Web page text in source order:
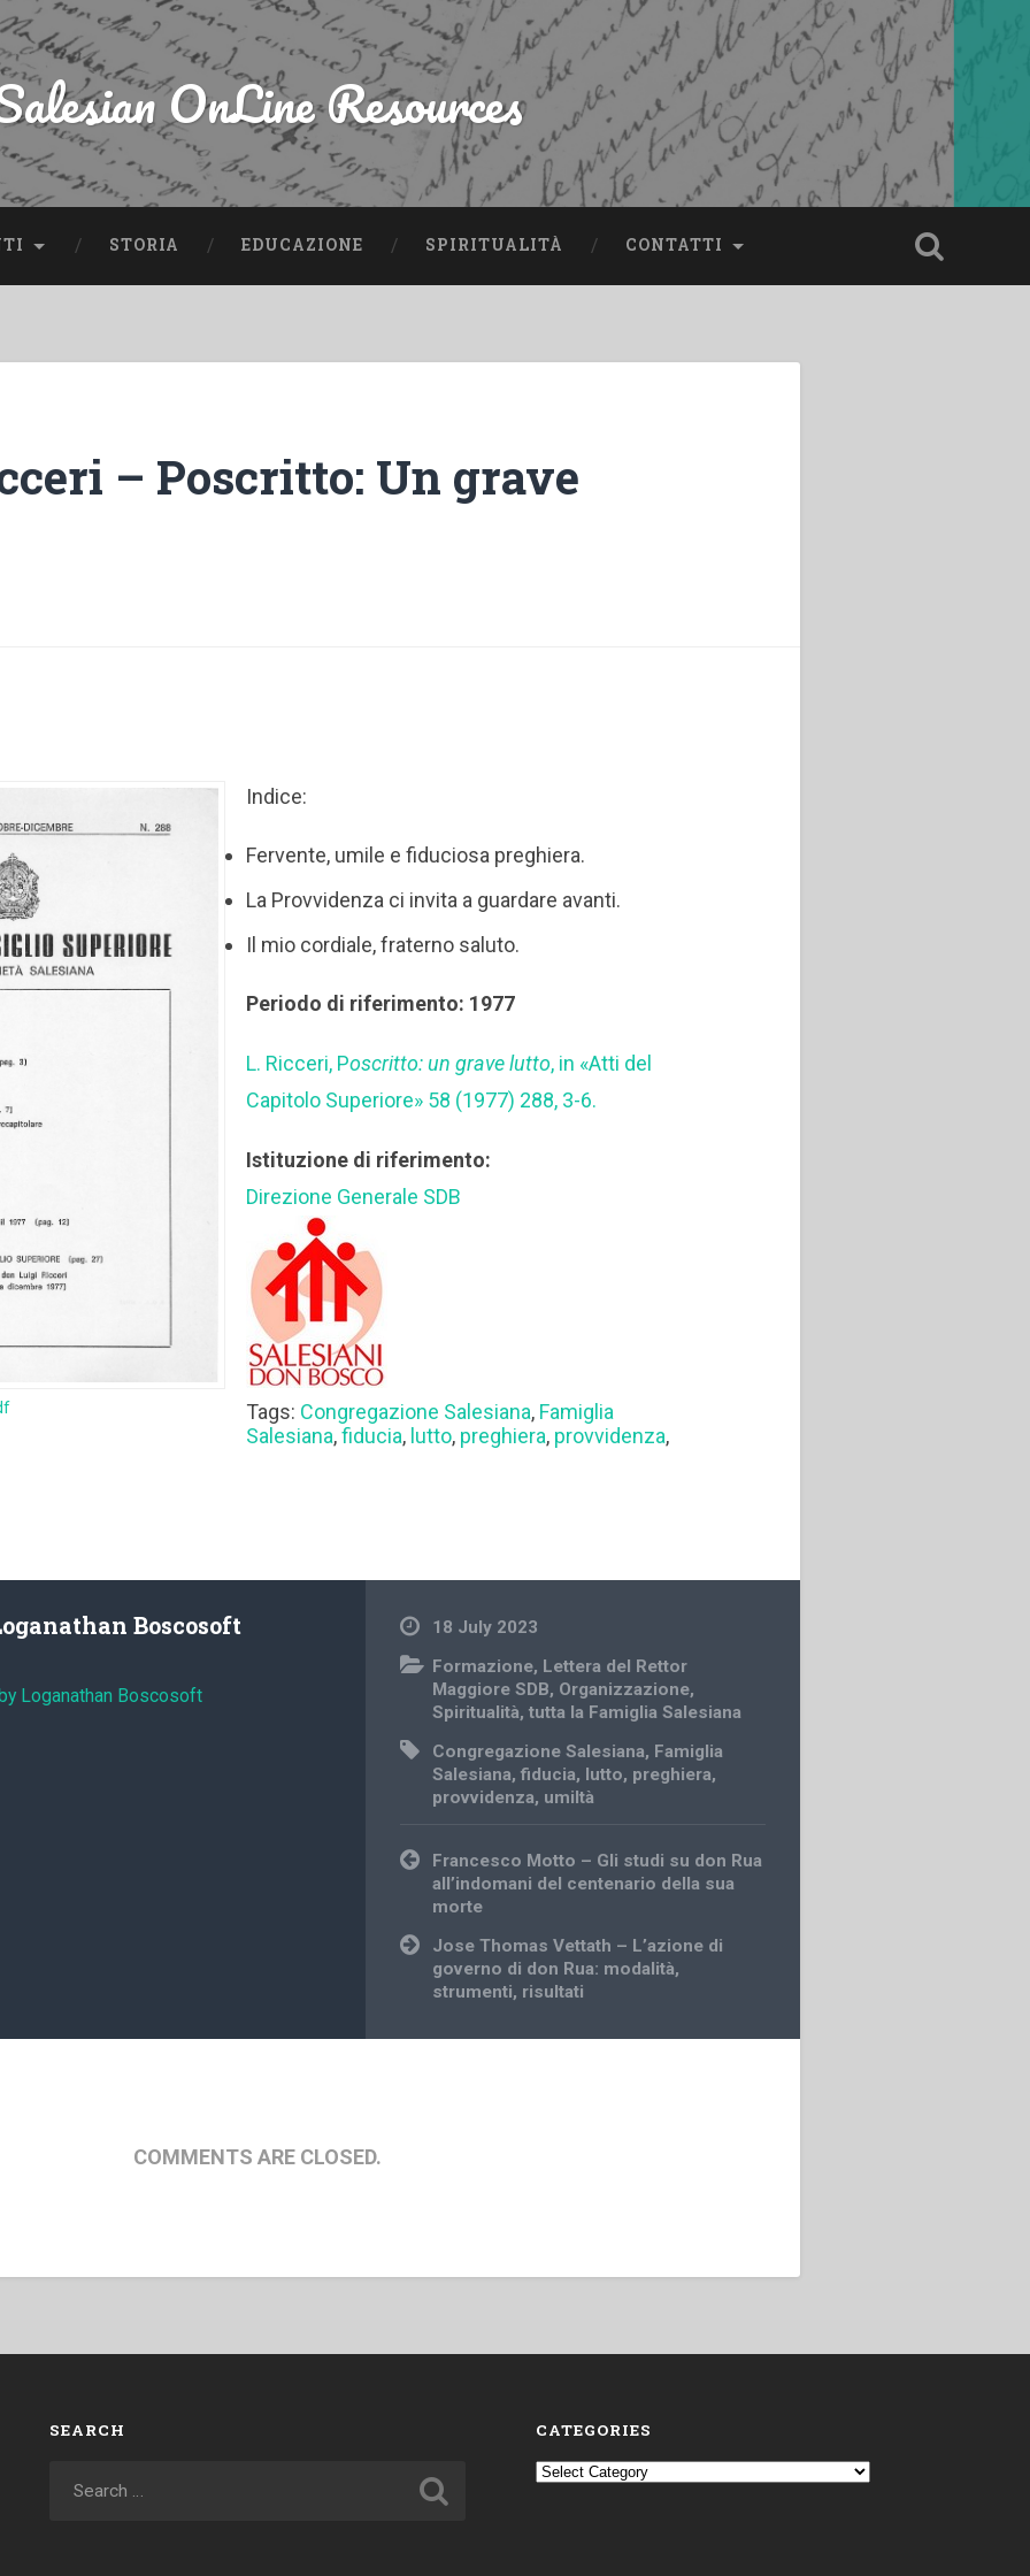
OnLine Resources
STORIA EDUCAZIONE SPIRITUALITÀ CONTATTI
– Poscritto: Un grave
Indice:
Fervente, umile e fiduciosa preghiera.
La Provvidenza ci invita a guardare avanti.
Il mio cordiale, fraterno saluto.
Periodo di riferimento: 1977
L. Ricceri, Poscritto: un grave lutto, in «Atti del
Capitolo Superiore» 58 (1977) 288, 3-6.
Istituzione di riferimento:
Direzione Generale SDB
Tags: Congregazione Salesiana, Famiglia
Salesiana,fiducia, lutto, preghiera, provvidenza,
Boscosoft
Loganathan Boscosoft
18 July 2023
Formazione, Lettera del Rettor
Maggiore SDB, Organizzazione,
Spiritualità,tutta la Famiglia Salesiana
Congregazione Salesiana, Famiglia
Salesiana,fiducia, lutto, preghiera,
provvidenza, umiltà
Post
navigation
Francesco Motto – Gli studi su don Rua
all’indomani del centenario della sua
morte
Jose Thomas Vettath – L’azione di
governo di don Rua: modalità,
strumenti, risultati
COMMENTS ARE CLOSED.
SEARCH CATEGORIES
Categories